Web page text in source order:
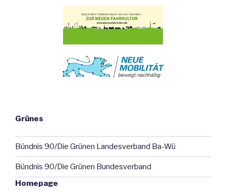
Grünes
Bündnis 90/Die Grünen Landesverband Ba-Wü
Bündnis 90/Die Grünen Bundesverband
Homepage